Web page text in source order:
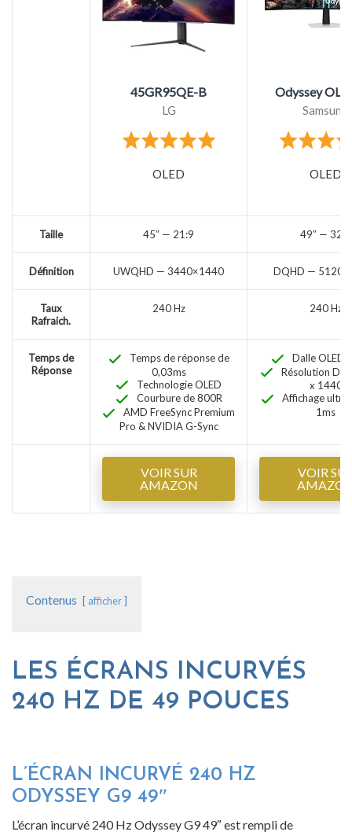
Taille
Définition
Taux
Rafraich.
Temps de
Réponse
45GR95QE-B
LG
OLED
45″ — 21:9
UWQHD — 3440×1440
240 Hz
Temps de réponse de
0,03ms
Technologie OLED
Courbure de 800R
AMD FreeSync Premium
Pro & NVIDIA G-Sync
VOIR SUR
AMAZON
Odyssey
Samsung
OLED
49″ — 32:9
DQHD — 5120
240 Hz
Dalle OLED
Résolution
x 1440
Affichage
1ms
VOIR
Contenus afficher
LES ÉCRANS INCURVÉS
240 HZ DE 49 POUCES
L’ÉCRAN INCURVÉ 240 HZ
ODYSSEY G9 49″
L’écran incurvé 240 Hz Odyssey G9 49″ est rempli de